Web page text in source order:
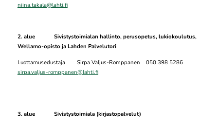
niina.takala@lahti.fi
2. alue
Sivistystoimialan hallinto, perusopetus, lukiokoulutus,
Wellamo-opisto ja Lahden Palvelutori
Luottamusedustaja Sirpa Valjus-Romppanen 050 398 5286
sirpa.valjus-romppanen@lahti.fi
3. alue Sivistystoimiala (kirjastopalvelut)